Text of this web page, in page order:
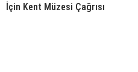
İçin Kent Müzesi Çağrısı